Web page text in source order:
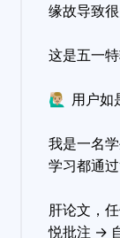
缘故导致
这是五一
🙋🏼‍♂️ 用户如
我是一名
学习都通
肝论文，
悦批注 →